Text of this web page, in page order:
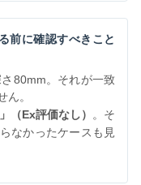
前に確認すべきこと
80mm。それが一致
ん。
」（Ex評価なし）
。そ
なかったケースも見